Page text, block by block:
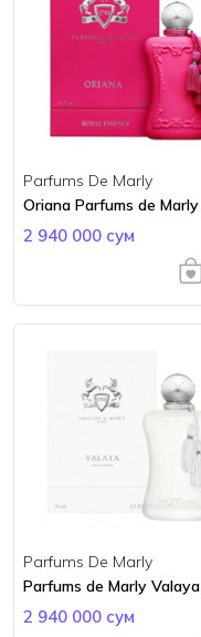
Parfums De Marly
Oriana Parfums de Marly
2 940 000 сум
Parfums De Marly
Parfums de Marly Valaya
2 940 000 сум